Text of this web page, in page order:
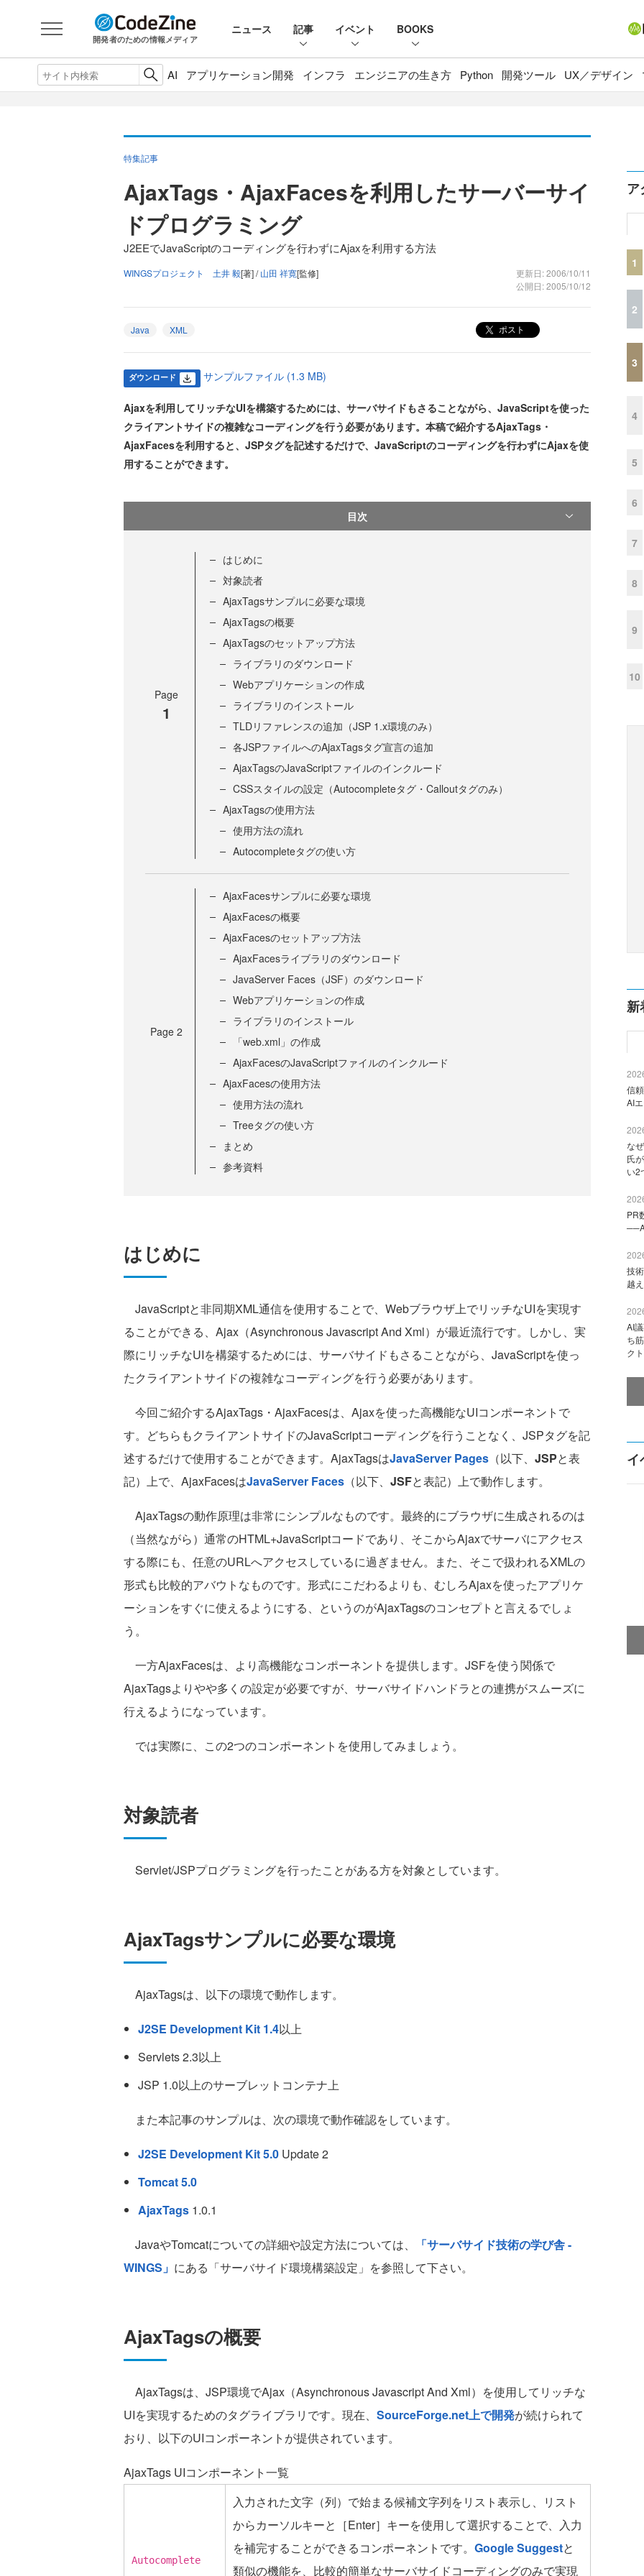
開発者のための情報メディア
ニュース 記事 イベント BOOKS
AI アプリケーション開発 インフラ エンジニアの生き方 Python 開発ツール UX／デザイン
特集記事
AjaxTags・AjaxFacesを利用したサーバーサイ
ドプログラミング
J2EEでJavaScriptのコーディングを行わずにAjaxを利用する方法
WINGSプロジェクト 土井 毅[著] /山田 祥寛[監修]
更新日: 2006/10/11
公開日: 2005/10/12
Java XML ポスト
ダウンロード サンプルファイル (1.3 MB)
Ajaxを利用してリッチなUIを構築するためには、サーバサイドもさることながら、JavaScriptを使った
クライアントサイドの複雑なコーディングを行う必要があります。本稿で紹介するAjaxTags・
AjaxFacesを利用すると、JSPタグを記述するだけで、JavaScriptのコーディングを行わずにAjaxを使
用することができます。
目次
Page
1
はじめに
対象読者
AjaxTagsサンプルに必要な環境
AjaxTagsの概要
AjaxTagsのセットアップ方法
ライブラリのダウンロード
Webアプリケーションの作成
ライブラリのインストール
TLDリファレンスの追加（JSP 1.x環境のみ）
各JSPファイルへのAjaxTagsタグ宣言の追加
AjaxTagsのJavaScriptファイルのインクルード
CSSスタイルの設定（Autocompleteタグ・Calloutタグのみ）
AjaxTagsの使用方法
使用方法の流れ
Autocompleteタグの使い方
Page 2
AjaxFacesサンプルに必要な環境
AjaxFacesの概要
AjaxFacesのセットアップ方法
AjaxFacesライブラリのダウンロード
JavaServer Faces（JSF）のダウンロード
Webアプリケーションの作成
ライブラリのインストール
「web.xml」の作成
AjaxFacesのJavaScriptファイルのインクルード
AjaxFacesの使用方法
使用方法の流れ
Treeタグの使い方
まとめ
参考資料
はじめに
JavaScriptと非同期XML通信を使用することで、Webブラウザ上でリッチなUIを実現す
ることができる、Ajax（Asynchronous Javascript And Xml）が最近流行です。しかし、実
際にリッチなUIを構築するためには、サーバサイドもさることながら、JavaScriptを使っ
たクライアントサイドの複雑なコーディングを行う必要があります。
今回ご紹介するAjaxTags・AjaxFacesは、Ajaxを使った高機能なUIコンポーネントで
す。どちらもクライアントサイドのJavaScriptコーディングを行うことなく、JSPタグを記
述するだけで使用することができます。AjaxTagsはJavaServer Pages （以下、 JSPと表
記）上で、AjaxFacesはJavaServer Faces （以下、 JSFと表記）上で動作します。
AjaxTagsの動作原理は非常にシンプルなものです。最終的にブラウザに生成されるのは
（当然ながら）通常のHTML+JavaScriptコードであり、そこからAjaxでサーバにアクセス
する際にも、任意のURLへアクセスしているに過ぎません。また、そこで扱われるXMLの
形式も比較的アバウトなものです。形式にこだわるよりも、むしろAjaxを使ったアプリケ
ーションをすぐに使えるようにする、というのがAjaxTagsのコンセプトと言えるでしょ
う。
一方AjaxFacesは、より高機能なコンポーネントを提供します。JSFを使う関係で
AjaxTagsよりやや多くの設定が必要ですが、サーバサイドハンドラとの連携がスムーズに
行えるようになっています。
では実際に、この2つのコンポーネントを使用してみましょう。
対象読者
Servlet/JSPプログラミングを行ったことがある方を対象としています。
AjaxTagsサンプルに必要な環境
AjaxTagsは、以下の環境で動作します。
J2SE Development Kit 1.4以上
Servlets 2.3以上
JSP 1.0以上のサーブレットコンテナ上
また本記事のサンプルは、次の環境で動作確認をしています。
J2SE Development Kit 5.0 Update 2
Tomcat 5.0
AjaxTags 1.0.1
JavaやTomcatについての詳細や設定方法については、
「サーバサイド技術の学び舎 -
WINGS」 にある「サーバサイド環境構築設定」を参照して下さい。
AjaxTagsの概要
AjaxTagsは、JSP環境でAjax（Asynchronous Javascript And Xml）を使用してリッチな
UIを実現するためのタグライブラリです。現在、 SourceForge.net上で開発が続けられて
おり、以下のUIコンポーネントが提供されています。
AjaxTags UIコンポーネント一覧
Autocomplete
入力された文字（列）で始まる候補文字列をリスト表示し、リスト
からカーソルキーと［Enter］キーを使用して選択することで、入力
を補完することができるコンポーネントです。 Google Suggestと
類似の機能を、比較的簡単なサーバサイドコーディングのみで実現
ア
1
2
3
4
5
6
7
8
9
10
新
信
AI
な
氏
い2
PR
技
越
AI
ち
ク
イ